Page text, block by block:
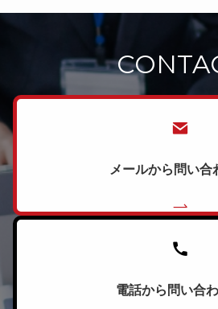
メールから問い合
電話から問い合